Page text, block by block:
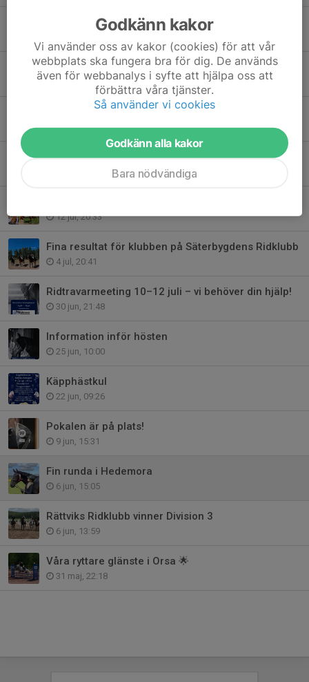
Välkommen till ridskolan
Vill du hjälpa till under Classic Car Week?
21 jul, 22:02
Felfri ritt gav pallplats i Svärdsjö
19 jul, 22:38
Börja din ridresa hos oss!
12 jul, 20:33
Fina resultat för klubben på Säterbygdens Ridklubb
4 jul, 20:41
Ridtravarmeeting 10–12 juli – vi behöver din hjälp!
30 jun, 21:48
Information inför hösten
25 jun, 10:00
Käpphästkul
22 jun, 09:26
Pokalen är på plats!
9 jun, 15:31
Fin runda i Hedemora
6 jun, 15:05
Rättviks Ridklubb vinner Division 3
6 jun, 13:59
Våra ryttare glänste i Orsa 🌟
31 maj, 22:18
Godkänn kakor
Vi använder oss av kakor (cookies) för att vår
webbplats ska fungera bra för dig. De används
även för webbanalys i syfte att hjälpa oss att
förbättra våra tjänster.
Så använder vi cookies
Godkänn alla kakor
Bara nödvändiga